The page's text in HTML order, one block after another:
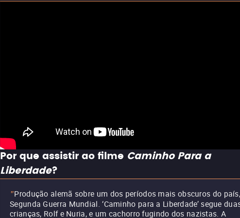
Por que assistir ao filme Caminho Para a
Liberdade?
"Produção alemã sobre um dos períodos mais obscuros do
Segunda Guerra Mundial. ‘Caminho para a Liberdade’ segue
crianças, Rolf e Nuria, e um cachorro fugindo dos nazistas. A